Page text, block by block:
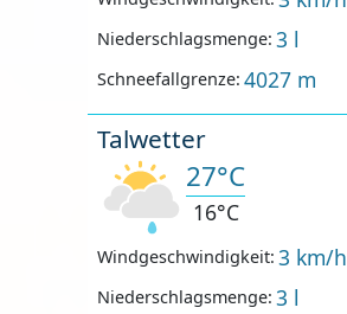
Niederschlagsmenge: 3 l
Schneefallgrenze: 4027 m
Talwetter
27°C
16°C
Windgeschwindigkeit: 3 km/h
Niederschlagsmenge: 3 l